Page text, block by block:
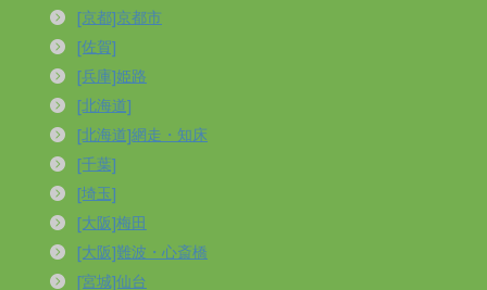
[京都]京都市
[佐賀]
[兵庫]姫路
[北海道]
[北海道]網走・知床
[千葉]
[埼玉]
[大阪]梅田
[大阪]難波・心斎橋
[宮城]仙台